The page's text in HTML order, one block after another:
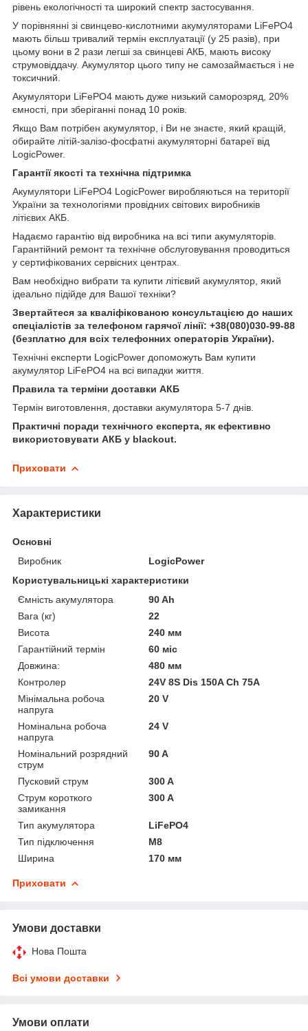
рівень екологічності та широкий спектр застосування.
У порівнянні зі свинцево-кислотними акумуляторами LiFePO4
мають більш тривалий термін експлуатації (у 25 разів), при
цьому вони в 2 рази легші за свинцеві АКБ, мають високу
струмовіддачу. Акумулятор цього типу не самозаймається і не
токсичний.
Акумулятори LiFePO4 мають дуже низький саморозряд, 20%
ємності, при зберіганні понад 10 років.
Якщо Вам потрібен акумулятор, і Ви не знаєте, який кращій,
обирайте літій-залізо-фосфатні акумуляторні батареї від
LogicPower.
Гарантії якості та технічна підтримка
Акумулятори LiFePO4 LogicPower виробляються на території
України за технологіями провідних світових виробників
літієвих АКБ.
Надаємо гарантію від виробника на всі типи акумуляторів.
Гарантійний ремонт та технічне обслуговування проводиться
у сертифікованих сервісних центрах.
Вам необхідно вибрати та купити літієвий акумулятор, який
ідеально підійде для Вашої техніки?
Звертайтеся за кваліфікованою консультацією до наших
спеціалістів за телефоном гарячої лінії: +38(080)030-99-88
(безплатно для всіх телефонних операторів України).
Технічні експерти LogicPower допоможуть Вам купити
акумулятор LiFePO4 на всі випадки життя.
Правила та терміни доставки АКБ
Термін виготовлення, доставки акумулятора 5-7 днів.
Практичні поради технічного експерта, як ефективно
використовувати АКБ у blackout.
Приховати
Характеристики
Основні
Виробник
LogicPower
Користувальницькі характеристики
Ємність акумулятора
90 Ah
Вага (кг)
22
Висота
240 мм
Гарантійний термін
60 міс
Довжина:
480 мм
Контролер
24V 8S Dis 150A Ch 75A
Мінімальна робоча
напруга
20 V
Номінальна робоча
напруга
24 V
Номінальний розрядний
струм
90 A
Пусковий струм
300 A
Струм короткого
замикання
300 A
Тип акумулятора
LiFePO4
Тип підключення
М8
Ширина
170 мм
Приховати
Умови доставки
Нова Пошта
Всі умови доставки
Умови оплати